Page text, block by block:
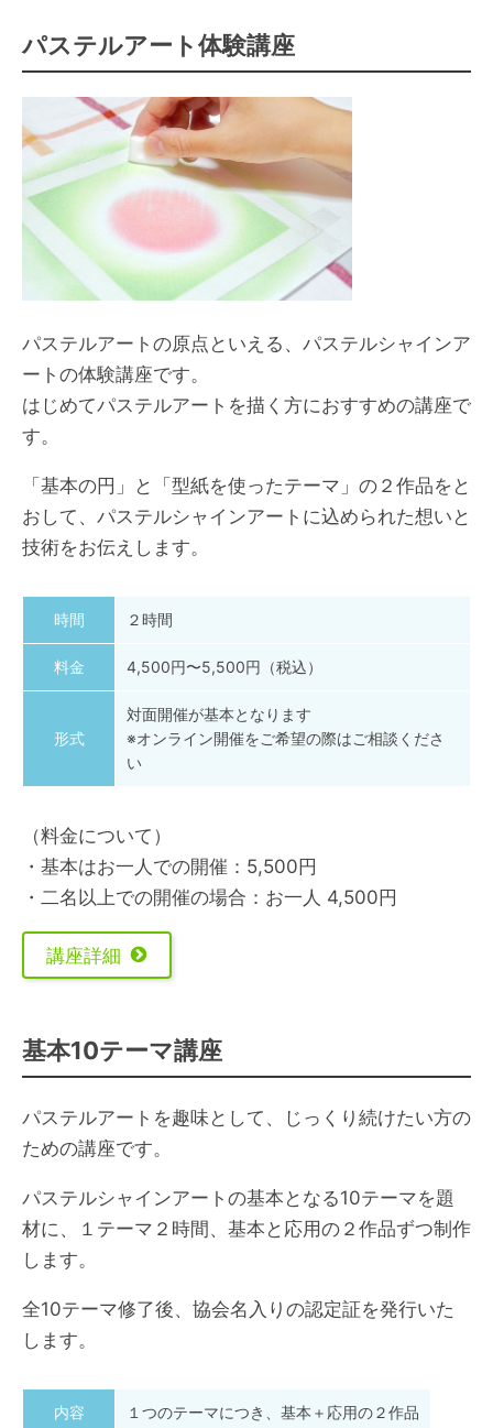
パステルアート体験講座
パステルアートの原点といえる、パステルシャインア
ートの体験講座です。
はじめてパステルアートを描く方におすすめの講座で
す。
「基本の円」と「型紙を使ったテーマ」の２作品をと
おして、パステルシャインアートに込められた想いと
技術をお伝えします。
時間 ２時間
料金 4,500円〜5,500円（税込）
形式
対面開催が基本となります
※オンライン開催をご希望の際はご相談くださ
い
（料金について）
・基本はお一人での開催：5,500円
・二名以上での開催の場合：お一人 4,500円
講座詳細
基本10テーマ講座
パステルアートを趣味として、じっくり続けたい方の
ための講座です。
パステルシャインアートの基本となる10テーマを題
材に、１テーマ２時間、基本と応用の２作品ずつ制作
します。
全10テーマ修了後、協会名入りの認定証を発行いた
します。
内容 １つのテーマにつき、基本＋応用の２作品